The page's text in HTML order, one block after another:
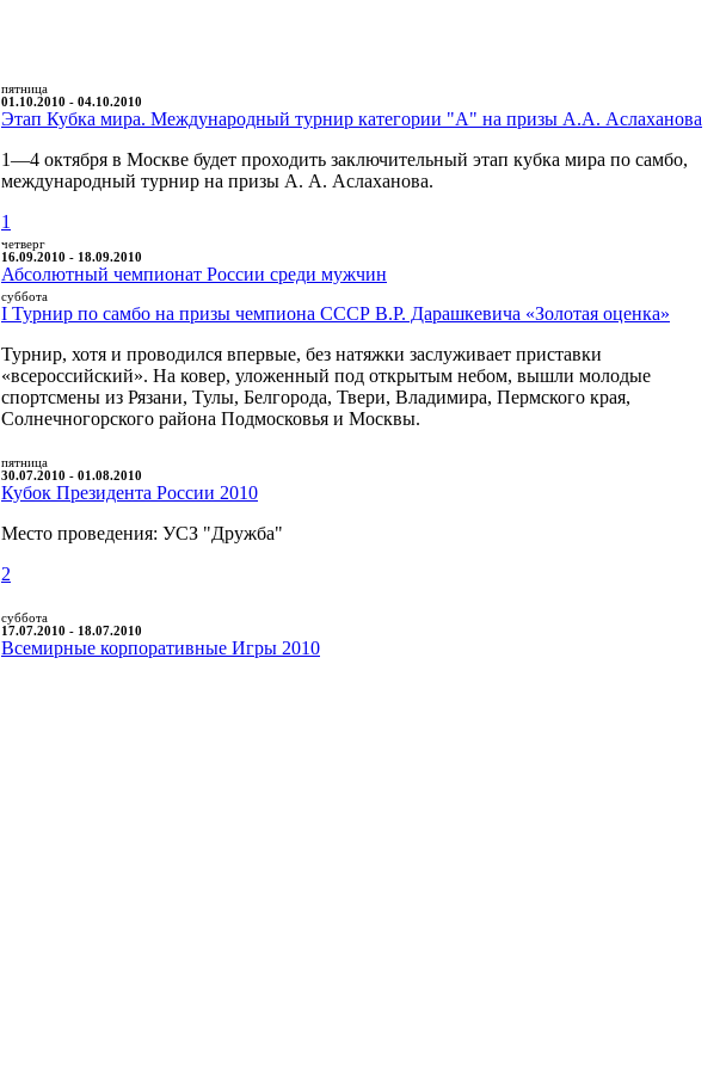
пятница
01.10.2010 - 04.10.2010
Этап Кубка мира. Международный турнир категории "А" на призы А.А. Аслаханова
1—4 октября в Москве будет проходить заключительный этап кубка мира по самбо,
международный турнир на призы А. А. Аслаханова.
1
четверг
16.09.2010 - 18.09.2010
Абсолютный чемпионат России среди мужчин
суббота
I Турнир по самбо на призы чемпиона СССР В.Р. Дарашкевича «Золотая оценка»
Турнир, хотя и проводился впервые, без натяжки заслуживает приставки
«всероссийский». На ковер, уложенный под открытым небом, вышли молодые
спортсмены из Рязани, Тулы, Белгорода, Твери, Владимира, Пермского края,
Солнечногорского района Подмосковья и Москвы.
пятница
30.07.2010 - 01.08.2010
Кубок Президента России 2010
Место проведения: УСЗ "Дружба"
2
суббота
17.07.2010 - 18.07.2010
Всемирные корпоративные Игры 2010